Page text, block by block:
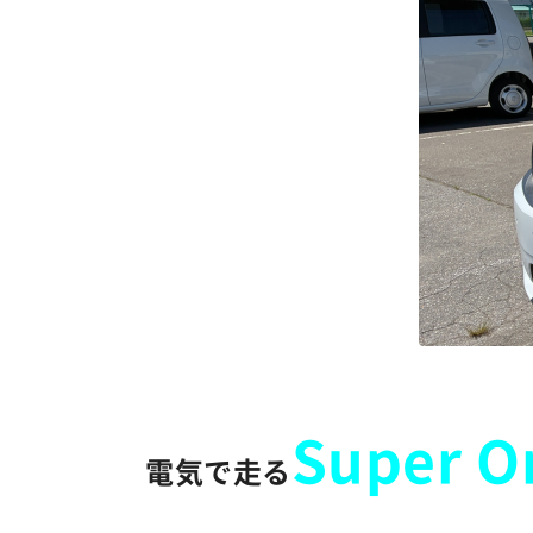
電気で走る Super